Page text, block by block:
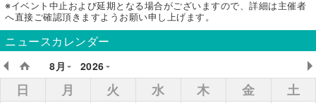
※イベント中止および延期となる場合がございますので、詳細は主催者
へ直接ご確認頂きますようお願い申し上げます。
ニュースカレンダー
8月
2026
日 月 火 水 木 金
土